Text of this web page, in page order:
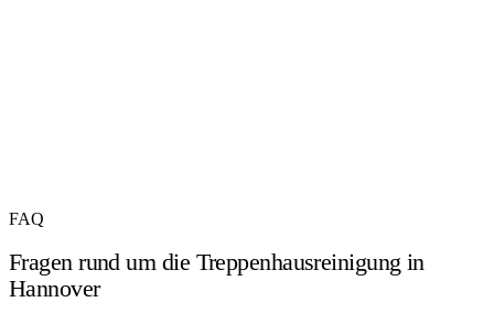
FAQ
Fragen rund um die Treppenhausreinigung in
Hannover